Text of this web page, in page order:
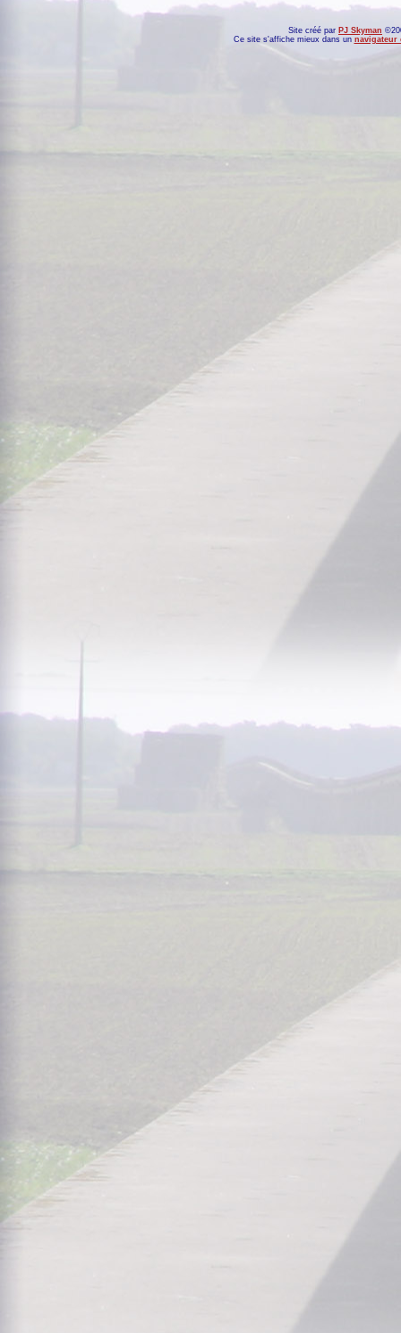
Site créé par PJ Skyman
Ce site s'affiche mieux dans un navigateur